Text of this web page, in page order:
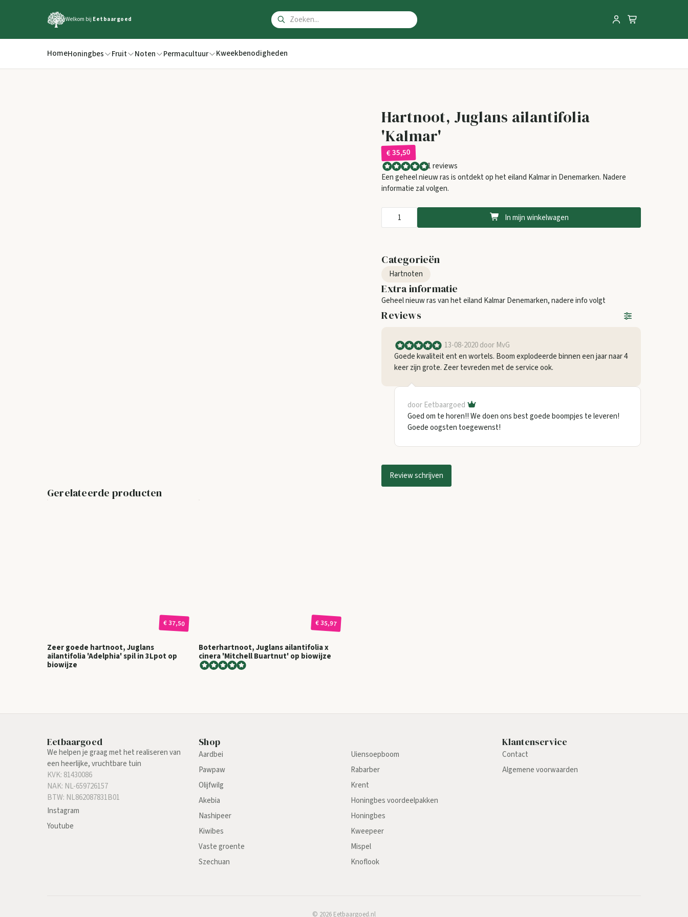
Welkom bij Eetbaargoed
HomeHoningbes Fruit Noten Permacultuur Kweekbenodigheden
Hartnoot, Juglans ailantifolia
'Kalmar'
€ 35,50
1 reviews
Een geheel nieuw ras is ontdekt op het eiland Kalmar in Denemarken. Nadere
informatie zal volgen.
In mijn winkelwagen
Categorieën
Hartnoten
Extra informatie
Geheel nieuw ras van het eiland Kalmar Denemarken, nadere info volgt
Reviews
13-08-2020door MvG
Goede kwaliteit ent en wortels. Boom explodeerde binnen een jaar naar 4
keer zijn grote. Zeer tevreden met de service ook.
door Eetbaargoed
Goed om te horen!! We doen ons best goede boompjes te leveren!
Goede oogsten toegewenst!
Review schrijven
Gerelateerde producten
€ 37,50
Zeer goede hartnoot, Juglans
ailantifolia 'Adelphia' spil in 3Lpot op
biowijze
€ 35,97
Boterhartnoot, Juglans ailantifolia x
cinera 'Mitchell Buartnut' op biowijze
Eetbaargoed
We helpen je graag met het realiseren van
een heerlijke, vruchtbare tuin
KVK: 81430086
NAK: NL-659726157
BTW: NL862087831B01
Instagram
Youtube
Shop
Aardbei
Pawpaw
Olijfwilg
Akebia
Nashipeer
Kiwibes
Vaste groente
Szechuan
Uiensoepboom
Rabarber
Krent
Honingbes voordeelpakken
Honingbes
Kweepeer
Mispel
Knoflook
Klantenservice
Contact
Algemene voorwaarden
© 2026 Eetbaargoed.nl